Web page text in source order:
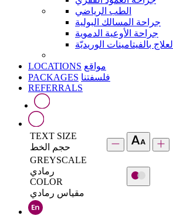
الطب الرياضي
جراحة المسالك البولية
جراحة الأوعية الدموية
العلاج بالفيتامينات الوريديّة
LOCATIONS مواقع
PACKAGES فلسفتنا
REFERRALS
TEXT SIZE
حجم الخط
GREYSCALE
رمادي
COLOR
مقياس رمادي